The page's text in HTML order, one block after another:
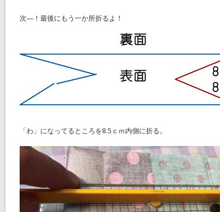
次―！最後にもう一か所折るよ！
「わ」になってるところを8.5ｃｍ内側に折る。